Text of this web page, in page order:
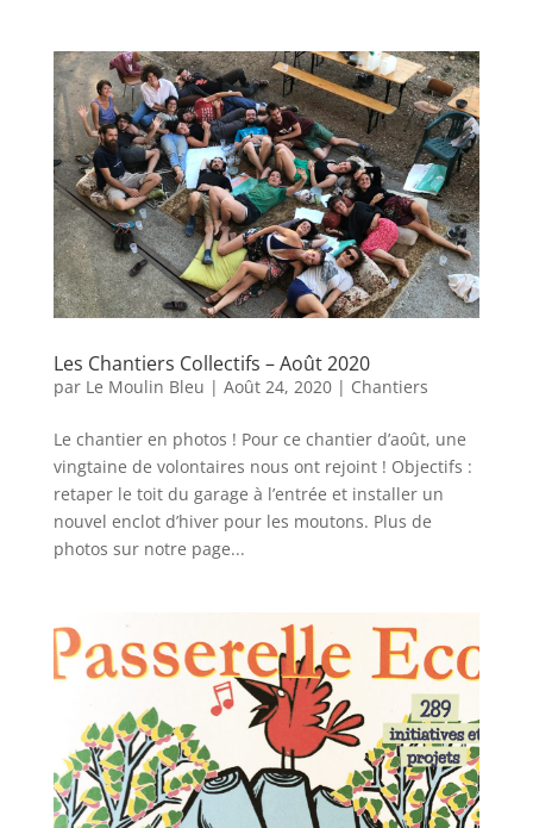
Les Chantiers Collectifs – Août 2020
par Le Moulin Bleu | Août 24, 2020| Chantiers
Le chantier en photos ! Pour ce chantier d’août, une
vingtaine de volontaires nous ont rejoint ! Objectifs :
retaper le toit du garage à l’entrée et installer un
nouvel enclot d’hiver pour les moutons. Plus de
photos sur notre page...